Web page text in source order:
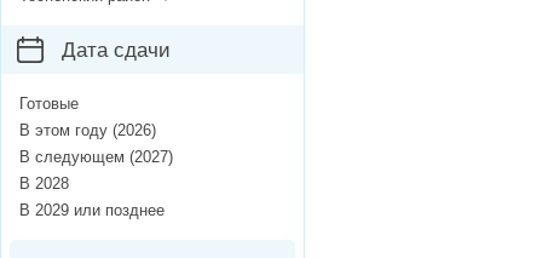
Дата сдачи
Готовые
В этом году (2026)
В следующем (2027)
В 2028
В 2029 или позднее